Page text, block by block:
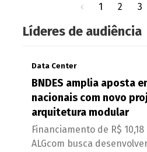
1 2 3
Líderes de audiência
Data Center
BNDES amplia aposta
nacionais com novo
arquitetura modular
Financiamento de R$
ALGcom busca